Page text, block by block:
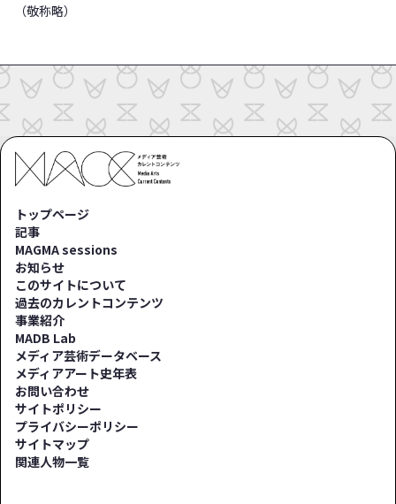
（敬称略）
トップページ
記事
MAGMA sessions
お知らせ
このサイトについて
過去のカレントコンテンツ
事業紹介
MADB Lab
メディア芸術データベース
メディアアート史年表
お問い合わせ
サイトポリシー
プライバシーポリシー
サイトマップ
関連人物一覧